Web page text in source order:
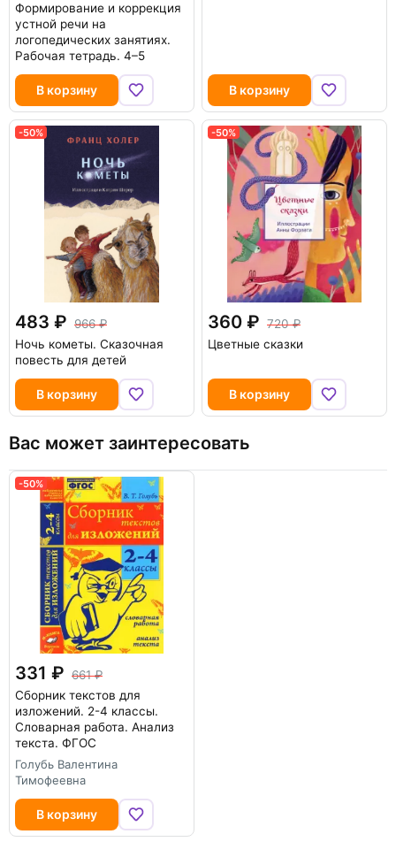
Формирование и коррекция
устной речи на
логопедических занятиях.
Рабочая тетрадь. 4–5
В корзину В корзину
-50%
483
966
Ночь кометы. Сказочная
повесть для детей
В корзину
-50%
360
720
Цветные сказки
В корзину
Вас может заинтересовать
-50%
331
661
Сборник текстов для
изложений. 2-4 классы.
Словарная работа. Анализ
текста. ФГОС
Голубь Валентина
Тимофеевна
В корзину